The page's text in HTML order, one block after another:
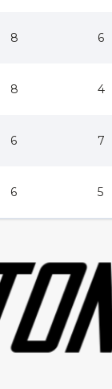
8 6
8 4
6 7
6 5